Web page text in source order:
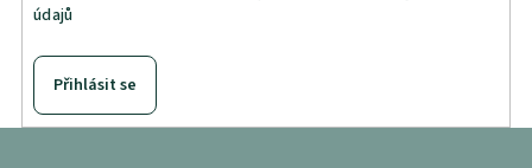
údajů
Přihlásit se